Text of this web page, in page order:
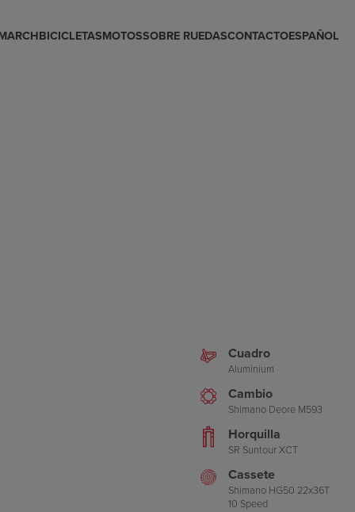
BICICLETASMOTOSSOBRE RUEDASCONTACTOESPAÑOL
Cuadro
Aluminium
Cambio
Shimano Deore M593
Horquilla
SR Suntour XCT
Cassete
Shimano HG50 22x36T
10 Speed